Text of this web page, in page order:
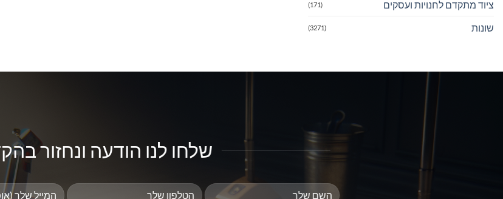
ציוד מתקדם לחנויות ועסקים (171)
שונות (3271)
שלחו לנו הודעה ונחזור